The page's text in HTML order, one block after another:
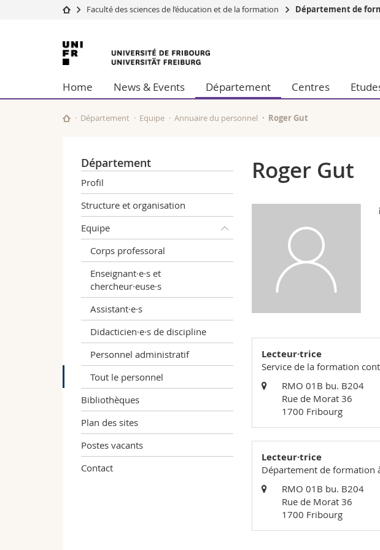
Université
Recherche
Université
Formation continue
Sciences économiques et sociales
Lettres et sciences humaines
Sciences de l'éducation et de la
Sciences et médecine
Faculté des sciences de l’éducation et de la formation Département de
Université
de
Fribourg
Home News & Events Département Centres
Département Equipe Annuaire du personnel Roger Gut
Département
Profil
Structure et organisation
Equipe
Corps professoral
Enseignant·e·s et
chercheur·euse·s
Assistant·e·s
Didacticien·e·s de discipline
Personnel administratif
Tout le personnel
Bibliothèques
Plan des sites
Postes vacants
Contact
Roger Gut
Lecteur·trice
Service de la formation
RMO 01B bu. B204
Rue de Morat 36
1700 Fribourg
Lecteur·trice
Département de formation
RMO 01B bu. B204
Rue de Morat 36
1700 Fribourg